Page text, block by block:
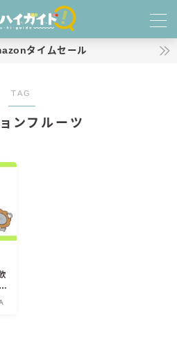
タイムセール
TAG
ンフルーツ